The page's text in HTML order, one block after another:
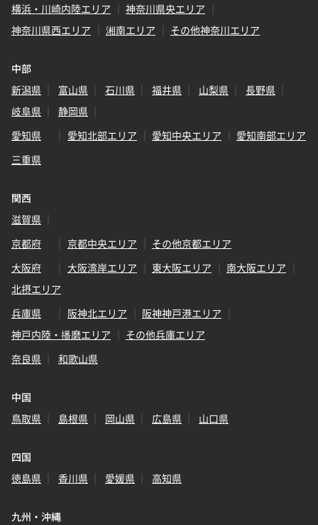
横浜・川崎内陸エリア
神奈川県央エリア
神奈川県西エリア
湘南エリア その他神奈川エリア
中部
新潟県
富山県 石川県 福井県 山梨県
長野県
岐阜県
静岡県
愛知県
愛知北部エリア 愛知中央エリア
愛知南部エリア
三重県
関西
滋賀県
京都府
京都中央エリア
その他京都エリア
大阪府
大阪湾岸エリア 東大阪エリア
南大阪エリア
北摂エリア
兵庫県
阪神北エリア
阪神神戸港エリア
神戸内陸・播磨エリア
その他兵庫エリア
奈良県
和歌山県
中国
鳥取県
島根県 岡山県 広島県 山口県
四国
徳島県
香川県 愛媛県 高知県
九州・沖縄